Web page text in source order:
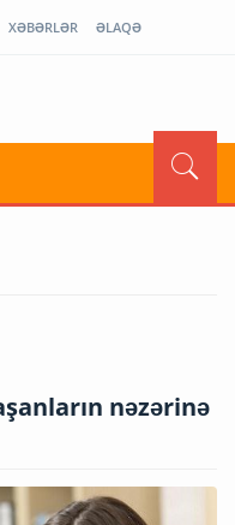
XƏBƏRLƏR ƏLAQƏ
nəzərinə